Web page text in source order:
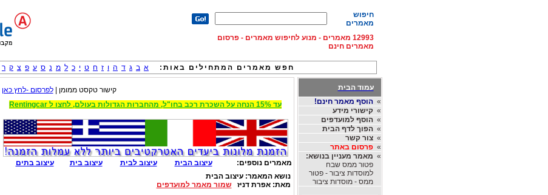
חיפוש
מאמרים
12993 מאמרים - מנוע לחיפוש מאמרים - פרסום
מאמרים חינם
חפש מאמרים המתחילים באות: א ב ג ד ה ו ז ח ט י כ ל מ נ ס ע פ צ ק ר
עמוד הבית
»הוסף מאמר חינם!
»קישורי מידע
»הוסף למועדפים
»הפוך לדף הבית
»צור קשר
»פרסום באתר
» מאמר מעניין בנושא:
פטור ממס שבח
למוסדות ציבור - פטור
ממס - מוסדות ציבור
קישור טקסט ממומן |לפרסום -לחץ כאן
עד 15% הנחה על השכרת רכב בחו"ל, מהחברות הגדולות בעולם, לחצו ל Rentingcar
מאמרים נוספים: עיצוב הבית עיצוב לבית עיצוב בית
עיצוב בתים
נושא המאמר:עיצוב הבית
מאת:אפרת דניזשמור מאמר למועדפים